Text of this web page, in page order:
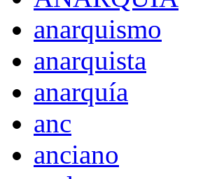
anarquismo
anarquista
anarquía
anc
anciano